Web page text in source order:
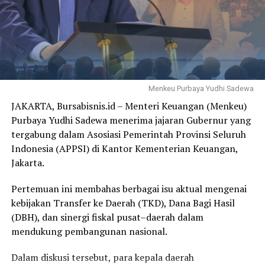
untuk mendistribusikan hasil produksi,” bebernya.
‎Menjadi tugas bersama, sebagai masyarakat untuk
mendukung secara seksama program yang akan
dilaksanakan kedepan. Apa lagi jauh sebelum itu, La Ode
Darwin telah banyak memberikan kontribusi nyata
‎Terbaru ini, program 100 hari kerja Bupati Muna Barat
(Mubar), La Ode Darwin, membuahkan hasil positif.
Produksi telur ayam di wilayah ini mencapai 12 ribu
butir per hari, didukung oleh penyaluran 20.000 ekor
‎Bupati Mubar, La Ode Darwin menegaskan bahwa
bantuan ini adalah bagian dari komitmennya untuk
meningkatkan kesejahteraan masyarakat, khususnya
realisasi janji kampanye serta bagian dari program 100
Menkeu Purbaya Yudhi Sadewa
JAKARTA, Bursabisnis.id – Menteri Keuangan (Menkeu)
Purbaya Yudhi Sadewa menerima jajaran Gubernur yang
tergabung dalam Asosiasi Pemerintah Provinsi Seluruh
Indonesia (APPSI) di Kantor Kementerian Keuangan,
Jakarta.
Pertemuan ini membahas berbagai isu aktual mengenai
kebijakan Transfer ke Daerah (TKD), Dana Bagi Hasil
(DBH), dan sinergi fiskal pusat–daerah dalam
mendukung pembangunan nasional.
Dalam diskusi tersebut, para kepala daerah